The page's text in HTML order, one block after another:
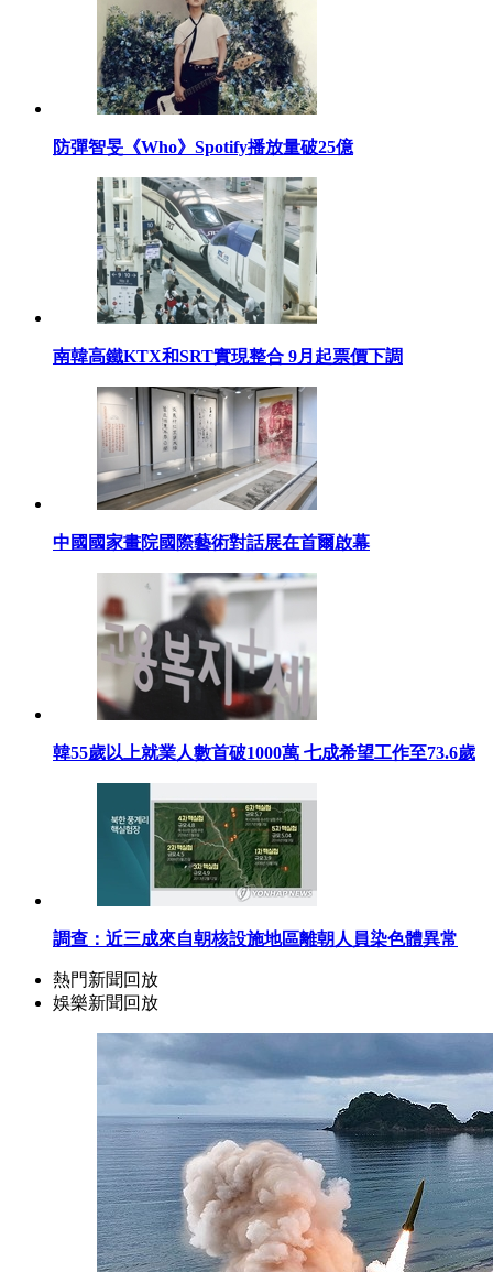
防彈智旻《Who》Spotify播放量破25億
南韓高鐵KTX和SRT實現整合 9月起票價下調
中國國家畫院國際藝術對話展在首爾啟幕
韓55歲以上就業人數首破1000萬 七成希望工作至73.6歲
調查：近三成來自朝核設施地區離朝人員染色體異常
熱門新聞回放
娛樂新聞回放